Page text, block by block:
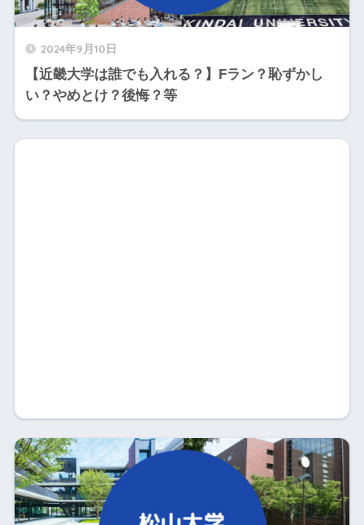
2024年9月10日
【近畿大学は誰でも入れる？】Fラン？恥ずかし
い？やめとけ？後悔？等